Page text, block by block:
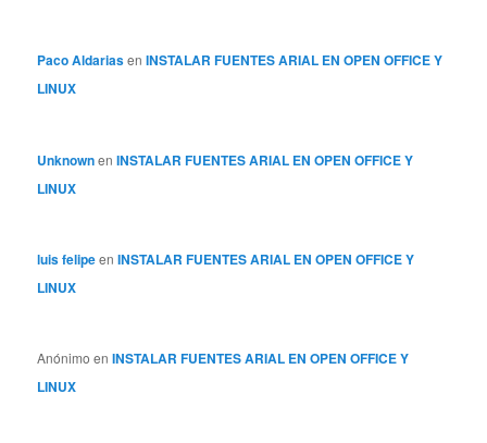
Paco AldariasenINSTALAR FUENTES ARIAL EN OPEN OFFICE Y
LINUX
UnknownenINSTALAR FUENTES ARIAL EN OPEN OFFICE Y
LINUX
luis felipeenINSTALAR FUENTES ARIAL EN OPEN OFFICE Y
LINUX
Anónimo enINSTALAR FUENTES ARIAL EN OPEN OFFICE Y
LINUX